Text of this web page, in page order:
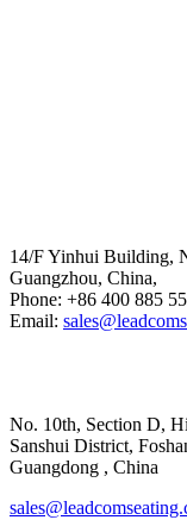
14/F Yinhui Building,
Guangzhou, China,
Phone: +86 400 885
Email:
No. 10th, Section D,
Sanshui District,
​​​​​​​Guangdong , China